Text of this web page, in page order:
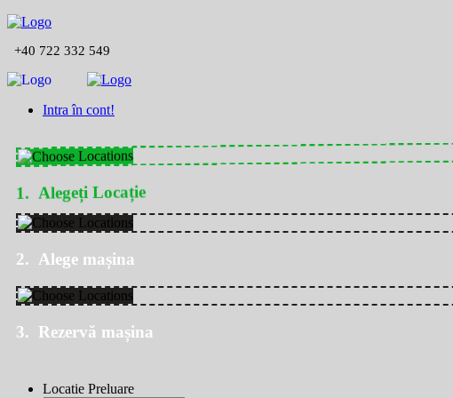
+40 722 332 549
Intra în cont!
2. Alege mașina
3. Rezervă mașina
Locatie Preluare